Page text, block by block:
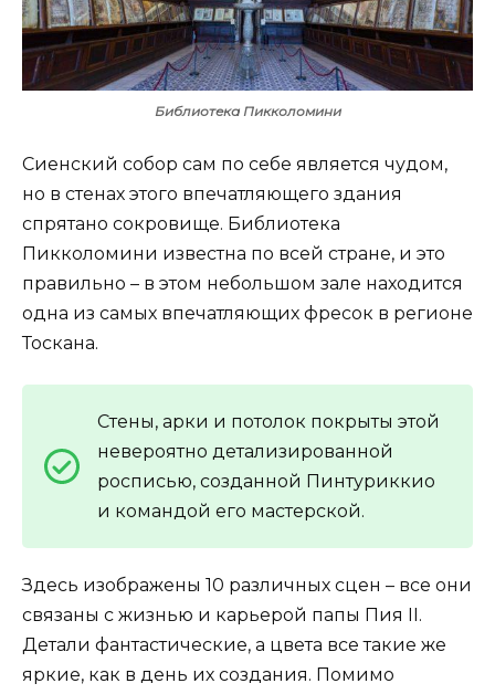
Библиотека Пикколомини
Сиенский собор сам по себе является чудом,
но в стенах этого впечатляющего здания
спрятано сокровище. Библиотека
Пикколомини известна по всей стране, и это
правильно – в этом небольшом зале находится
одна из самых впечатляющих фресок в регионе
Тоскана.
Стены, арки и потолок покрыты этой
невероятно детализированной
росписью, созданной Пинтуриккио
и командой его мастерской.
Здесь изображены 10 различных сцен – все они
связаны с жизнью и карьерой папы Пия II.
Детали фантастические, а цвета все такие же
яркие, как в день их создания. Помимо